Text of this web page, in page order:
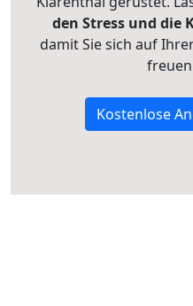
den Stress und die
damit Sie sich auf
Kostenlose